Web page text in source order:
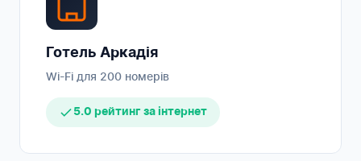
Готель Аркадія
Wi-Fi для 200 номерів
5.0 рейтинг за інтернет